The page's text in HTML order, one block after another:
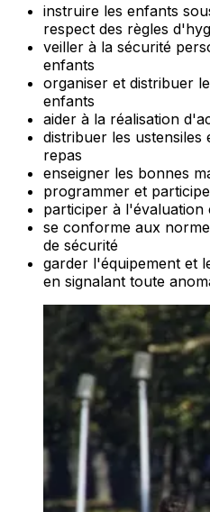
instruire les enfants
respect des règles
veiller à la sécurité
enfants
organiser et distribuer
enfants
aider à la réalisation
distribuer les
repas
enseigner les bonnes
programmer et
participer à l'évaluation
se conforme aux
de sécurité
garder l'équipement et
en signalant toute